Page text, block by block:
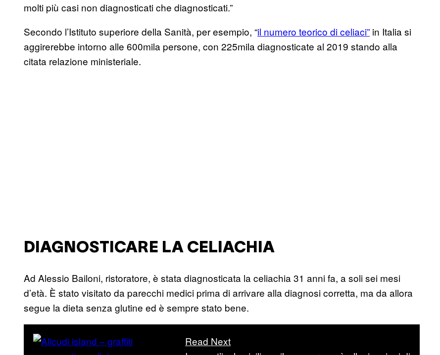
molti più casi non diagnosticati che diagnosticati.”
Secondo l’Istituto superiore della Sanità, per esempio, “il numero teorico di celiaci” in Italia si
aggirerebbe intorno alle 600mila persone, con 225mila diagnosticate al 2019 stando alla
citata relazione ministeriale.
DIAGNOSTICARE LA CELIACHIA
Ad Alessio Bailoni, ristoratore, è stata diagnosticata la celiachia 31 anni fa, a soli sei mesi
d’età. È stato visitato da parecchi medici prima di arrivare alla diagnosi corretta, ma da allora
segue la dieta senza glutine ed è sempre stato bene.
Read Next